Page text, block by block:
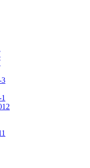
3